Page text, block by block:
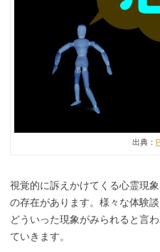
出典：
視覚的に訴えかけてくる心霊現
の存在があります。様々な体験
どういった現象がみられると言
ていきます。